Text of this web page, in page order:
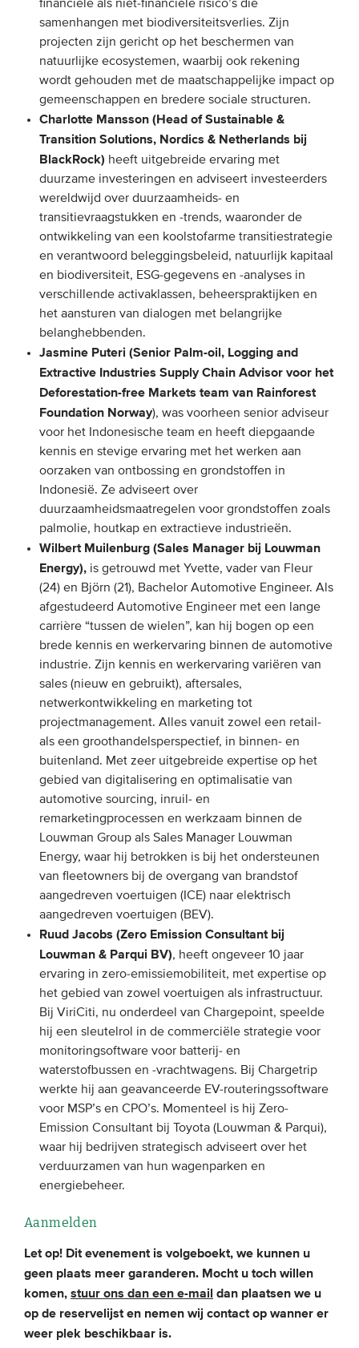
financiële als niet-financiële risico’s die
samenhangen met biodiversiteitsverlies. Zijn
projecten zijn gericht op het beschermen van
natuurlijke ecosystemen, waarbij ook rekening
wordt gehouden met de maatschappelijke impact op
gemeenschappen en bredere sociale structuren.
Charlotte Mansson (Head of Sustainable &
Transition Solutions, Nordics & Netherlands bij
BlackRock) heeft uitgebreide ervaring met
duurzame investeringen en adviseert investeerders
wereldwijd over duurzaamheids- en
transitievraagstukken en -trends, waaronder de
ontwikkeling van een koolstofarme transitiestrategie
en verantwoord beleggingsbeleid, natuurlijk kapitaal
en biodiversiteit, ESG-gegevens en -analyses in
verschillende activaklassen, beheerspraktijken en
het aansturen van dialogen met belangrijke
belanghebbenden.
Jasmine Puteri (Senior Palm-oil, Logging and
Extractive Industries Supply Chain Advisor voor het
Deforestation-free Markets team van Rainforest
Foundation Norway), was voorheen senior adviseur
voor het Indonesische team en heeft diepgaande
kennis en stevige ervaring met het werken aan
oorzaken van ontbossing en grondstoffen in
Indonesië. Ze adviseert over
duurzaamheidsmaatregelen voor grondstoffen zoals
palmolie, houtkap en extractieve industrieën.
Wilbert Muilenburg (Sales Manager bij Louwman
Energy), is getrouwd met Yvette, vader van Fleur
(24) en Björn (21), Bachelor Automotive Engineer. Als
afgestudeerd Automotive Engineer met een lange
carrière “tussen de wielen”, kan hij bogen op een
brede kennis en werkervaring binnen de automotive
industrie. Zijn kennis en werkervaring variëren van
sales (nieuw en gebruikt), aftersales,
netwerkontwikkeling en marketing tot
projectmanagement. Alles vanuit zowel een retail-
als een groothandelsperspectief, in binnen- en
buitenland. Met zeer uitgebreide expertise op het
gebied van digitalisering en optimalisatie van
automotive sourcing, inruil- en
remarketingprocessen en werkzaam binnen de
Louwman Group als Sales Manager Louwman
Energy, waar hij betrokken is bij het ondersteunen
van fleetowners bij de overgang van brandstof
aangedreven voertuigen (ICE) naar elektrisch
aangedreven voertuigen (BEV).
Ruud Jacobs (Zero Emission Consultant bij
Louwman & Parqui BV), heeft ongeveer 10 jaar
ervaring in zero-emissiemobiliteit, met expertise op
het gebied van zowel voertuigen als infrastructuur.
Bij ViriCiti, nu onderdeel van Chargepoint, speelde
hij een sleutelrol in de commerciële strategie voor
monitoringsoftware voor batterij- en
waterstofbussen en -vrachtwagens. Bij Chargetrip
werkte hij aan geavanceerde EV-routeringssoftware
voor MSP’s en CPO’s. Momenteel is hij Zero-
Emission Consultant bij Toyota (Louwman & Parqui),
waar hij bedrijven strategisch adviseert over het
verduurzamen van hun wagenparken en
energiebeheer.
Aanmelden
Let op! Dit evenement is volgeboekt, we kunnen u
geen plaats meer garanderen. Mocht u toch willen
komen, stuur ons dan een e-mail dan plaatsen we u
op de reservelijst en nemen wij contact op wanner er
weer plek beschikbaar is.